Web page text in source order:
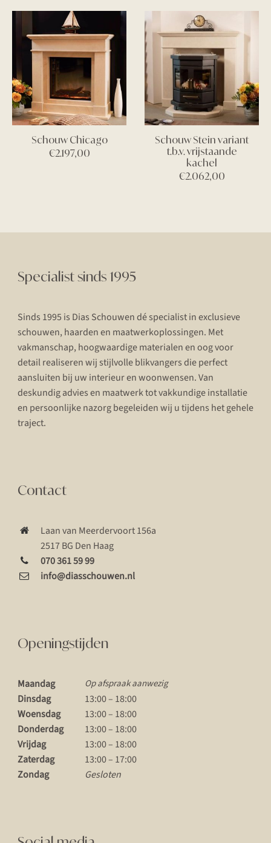
Schouw Chicago
€2.197,00
Schouw Stein variant
t.b.v. vrijstaande
kachel
€2.062,00
Specialist sinds 1995
Sinds 1995 is Dias Schouwen dé specialist in exclusieve
schouwen, haarden en maatwerkoplossingen. Met
vakmanschap, hoogwaardige materialen en oog voor
detail realiseren wij stijlvolle blikvangers die perfect
aansluiten bij uw interieur en woonwensen. Van
deskundig advies en maatwerk tot vakkundige installatie
en persoonlijke nazorg begeleiden wij u tijdens het gehele
traject.
Contact
Laan van Meerdervoort 156a
2517 BG Den Haag
070 361 59 99
info@diasschouwen.nl
Openingstijden
Maandag Op afspraak aanwezig
Dinsdag
13:00 – 18:00
Woensdag
13:00 – 18:00
Donderdag
13:00 – 18:00
Vrijdag
13:00 – 18:00
Zaterdag
13:00 – 17:00
Zondag
Gesloten